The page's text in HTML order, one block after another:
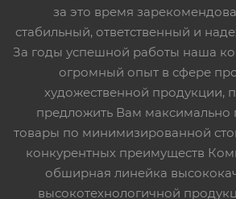
за это время
стабильный, ответственный и
За годы успешной работы наша
огромный опыт в сфере
художественной продукции,
предложить Вам максимально
товары по минимизированной
конкурентных преимуществ
обширная линейка
высокотехнологичной